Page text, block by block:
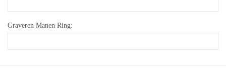
Graveren Manen Ring: